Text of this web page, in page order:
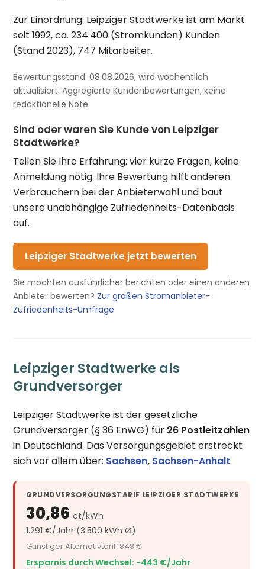
Zur Einordnung: Leipziger Stadtwerke ist am Markt
seit 1992, ca. 234.400 (Stromkunden) Kunden
(Stand 2023), 747 Mitarbeiter.
Bewertungsstand: 08.08.2026, wird wöchentlich
aktualisiert. Aggregierte Kundenbewertungen, keine
redaktionelle Note.
Sind oder waren Sie Kunde von Leipziger
Stadtwerke?
Teilen Sie Ihre Erfahrung: vier kurze Fragen, keine
Anmeldung nötig. Ihre Bewertung hilft anderen
Verbrauchern bei der Anbieterwahl und baut
unsere unabhängige Zufriedenheits-Datenbasis
auf.
Leipziger Stadtwerke jetzt bewerten
Sie möchten ausführlicher berichten oder einen anderen
Anbieter bewerten? Zur großen Stromanbieter-
Zufriedenheits-Umfrage
Leipziger Stadtwerke als
Grundversorger
Leipziger Stadtwerke ist der gesetzliche
Grundversorger (§ 36 EnWG) für 26 Postleitzahlen
in Deutschland. Das Versorgungsgebiet erstreckt
sich vor allem über: Sachsen, Sachsen-Anhalt.
GRUNDVERSORGUNGSTARIF LEIPZIGER STADTWERKE
30,86ct/kWh
1.291 €/Jahr (3.500 kWh Ø)
Günstiger Alternativtarif: 848 €
Ersparnis durch Wechsel: −443 €/Jahr